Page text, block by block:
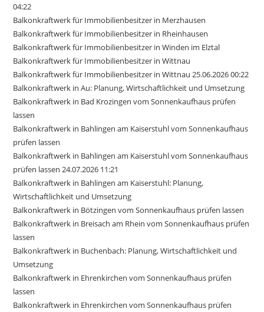
04:22
Balkonkraftwerk für Immobilienbesitzer in Merzhausen
Balkonkraftwerk für Immobilienbesitzer in Rheinhausen
Balkonkraftwerk für Immobilienbesitzer in Winden im Elztal
Balkonkraftwerk für Immobilienbesitzer in Wittnau
Balkonkraftwerk für Immobilienbesitzer in Wittnau 25.06.2026 00:22
Balkonkraftwerk in Au: Planung, Wirtschaftlichkeit und Umsetzung
Balkonkraftwerk in Bad Krozingen vom Sonnenkaufhaus prüfen
lassen
Balkonkraftwerk in Bahlingen am Kaiserstuhl vom Sonnenkaufhaus
prüfen lassen
Balkonkraftwerk in Bahlingen am Kaiserstuhl vom Sonnenkaufhaus
prüfen lassen 24.07.2026 11:21
Balkonkraftwerk in Bahlingen am Kaiserstuhl: Planung,
Wirtschaftlichkeit und Umsetzung
Balkonkraftwerk in Bötzingen vom Sonnenkaufhaus prüfen lassen
Balkonkraftwerk in Breisach am Rhein vom Sonnenkaufhaus prüfen
lassen
Balkonkraftwerk in Buchenbach: Planung, Wirtschaftlichkeit und
Umsetzung
Balkonkraftwerk in Ehrenkirchen vom Sonnenkaufhaus prüfen
lassen
Balkonkraftwerk in Ehrenkirchen vom Sonnenkaufhaus prüfen